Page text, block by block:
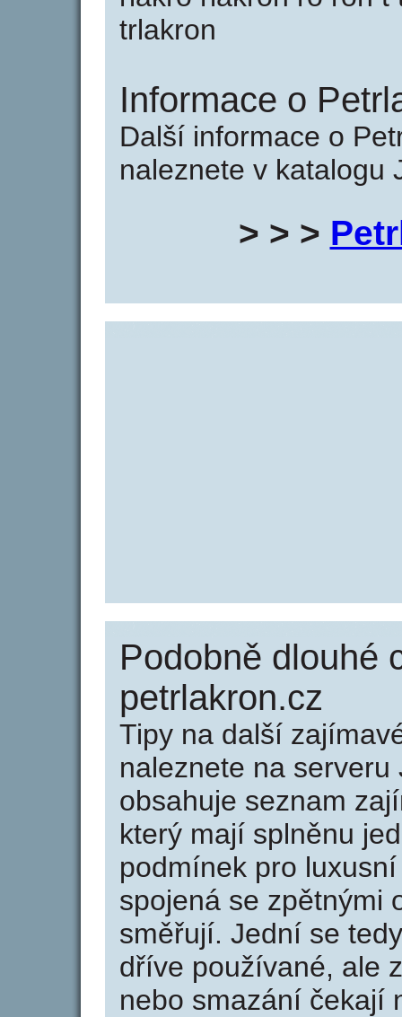
trlakron
Informace o
Další informace o
naleznete v katalogu
> > >
Podobně dlouhé
petrlakron.cz
Tipy na další
naleznete na serveru
obsahuje seznam
který mají splněnu
podmínek pro
spojená se zpětnými
směřují. Jední se
dříve používané, ale
nebo smazání čekají